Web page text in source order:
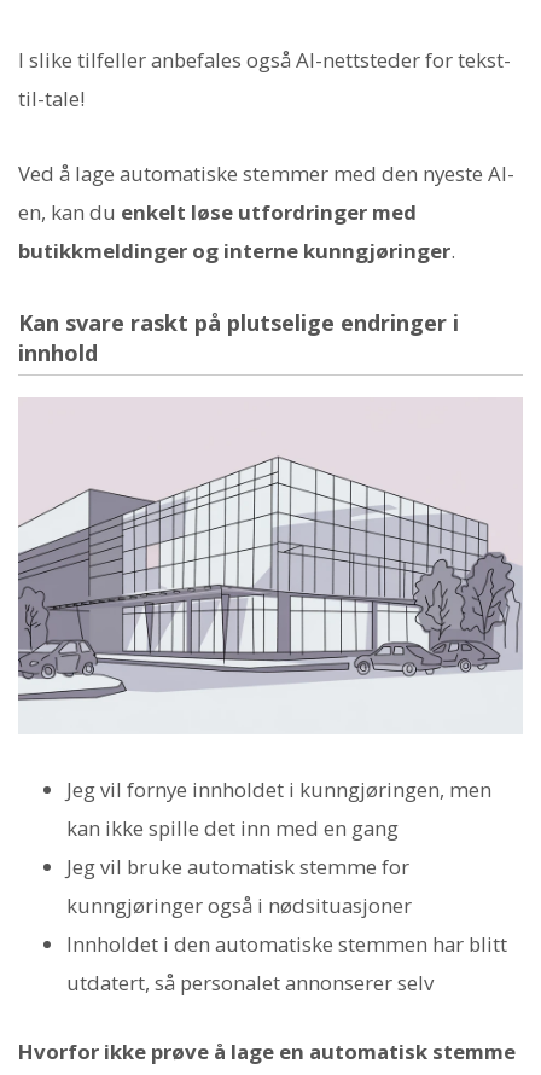
I slike tilfeller anbefales også AI-nettsteder for tekst-
til-tale!
Ved å lage automatiske stemmer med den nyeste AI-
en, kan du enkelt løse utfordringer med
butikkmeldinger og interne kunngjøringer.
Kan svare raskt på plutselige endringer i
innhold
Jeg vil fornye innholdet i kunngjøringen, men
kan ikke spille det inn med en gang
Jeg vil bruke automatisk stemme for
kunngjøringer også i nødsituasjoner
Innholdet i den automatiske stemmen har blitt
utdatert, så personalet annonserer selv
Hvorfor ikke prøve å lage en automatisk stemme